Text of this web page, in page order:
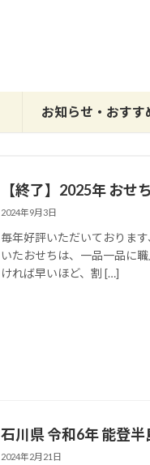
お知らせ・おすす
【終了】2025年 おせ
2024年9月3日
毎年好評いただいておりま
いたおせちは、一品一品に
ければ早いほど、割 […]
石川県 令和6年 能登
2024年2月21日